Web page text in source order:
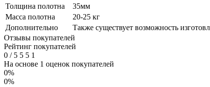
Толщина полотна
35мм
Масса полотна
20-25 кг
Дополнительно
Также существует возможность
Отзывы покупателей
Рейтинг покупателей
0 /5 5 5 1
На основе 1 оценок покупателей
0%
0%